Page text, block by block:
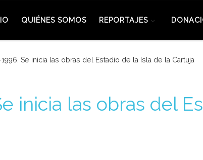
QUIÉNES SOMOS REPORTAJES
Se inicia las obras del Estadio de la Isla de la Cartuja
inicia las obras del